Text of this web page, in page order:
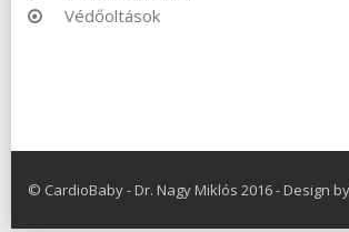
Védőoltások
© CardioBaby - Dr. Nagy Miklós 2016 - Design by